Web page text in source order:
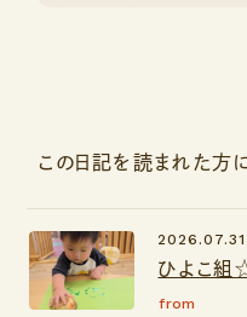
この日記を読まれた方
ひよこ組
2026.07.31
from